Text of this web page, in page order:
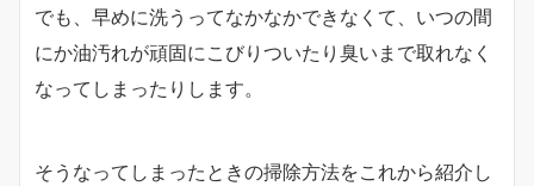
でも、早めに洗うってなかなかできなくて、いつの間
にか油汚れが頑固にこびりついたり臭いまで取れなく
なってしまったりします。
そうなってしまったときの掃除方法をこれから紹介し